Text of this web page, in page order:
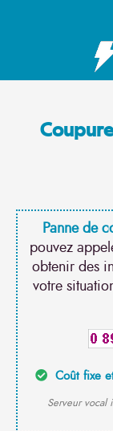
Panne de
pouvez
obtenir des
votre
Coût fixe
Serveur vocal